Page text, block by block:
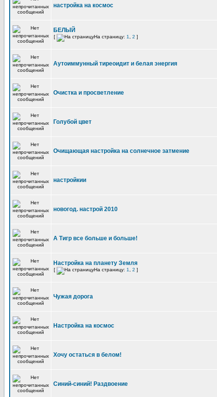
настройка на космос
БЕЛЫЙ
[ На страницу: 1 2 ]
Аутоиммунный тиреоидит и белая энергия
Очистка и просветление
Голубой цвет
Очищающая настройка на солнечное затмение
настройкии
новогод. настрой 2010
А Тигр все больше и больше!
Настройка на планету Земля
[ На страницу: 1 2 ]
Чужая дорога
Настройка на космос
Хочу остаться в белом!
Синий-синий! Раздвоение